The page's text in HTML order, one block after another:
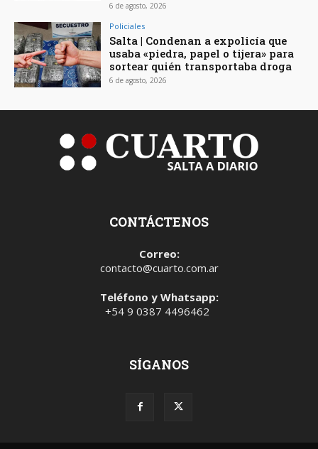
6 de agosto, 2026
Policiales
Salta | Condenan a expolicía que
usaba «piedra, papel o tijera» para
sortear quién transportaba droga
6 de agosto, 2026
CONTÁCTENOS
Correo:
contacto@cuarto.com.ar
Teléfono y Whatsapp:
+54 9 0387 4496462
SÍGANOS